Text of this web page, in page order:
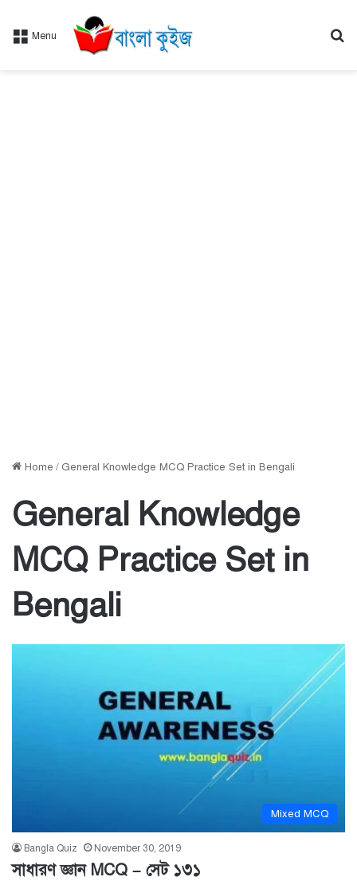
Menu
Home / General Knowledge MCQ Practice Set in Bengali
General Knowledge
MCQ Practice Set in
Bengali
Mixed MCQ
Bangla Quiz November 30, 2019
সাধারণ জ্ঞান MCQ – সেট ১৩১